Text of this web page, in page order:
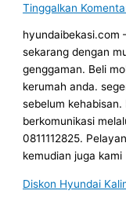
Tinggalkan
hyundaibekasi.com
sekarang dengan
genggaman. Beli
kerumah anda.
sebelum
berkomunikasi
0811112825.
kemudian juga kami
Diskon Hyundai